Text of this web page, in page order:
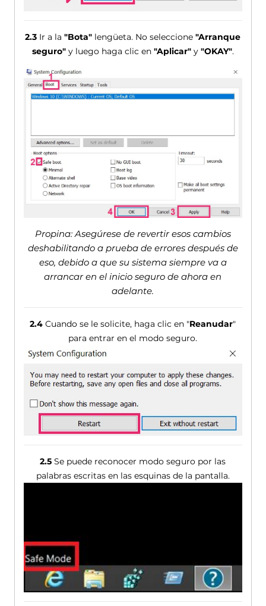
2.3 Ir a la"Bota" lengüeta. No seleccione"Arranque
seguro"y luego haga clic en "Aplicar"y "OKAY".
Propina: Asegúrese de revertir esos cambios
deshabilitando a prueba de errores después de
eso, debido a que su sistema siempre va a
arrancar en el inicio seguro de ahora en
adelante.
2.4 Cuando se le solicite, haga clic en "Reanudar"
para entrar en el modo seguro.
2.5 Se puede reconocer modo seguro por las
palabras escritas en las esquinas de la pantalla.